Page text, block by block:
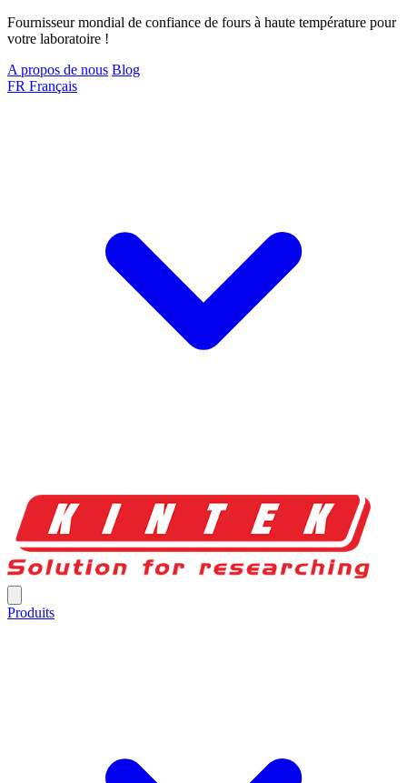
Fournisseur mondial de confiance de fours à haute température pour
votre laboratoire !
A propos de nous Blog
FR Français
Produits